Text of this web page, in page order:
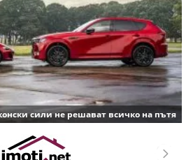
сили не решават всичко на пътя